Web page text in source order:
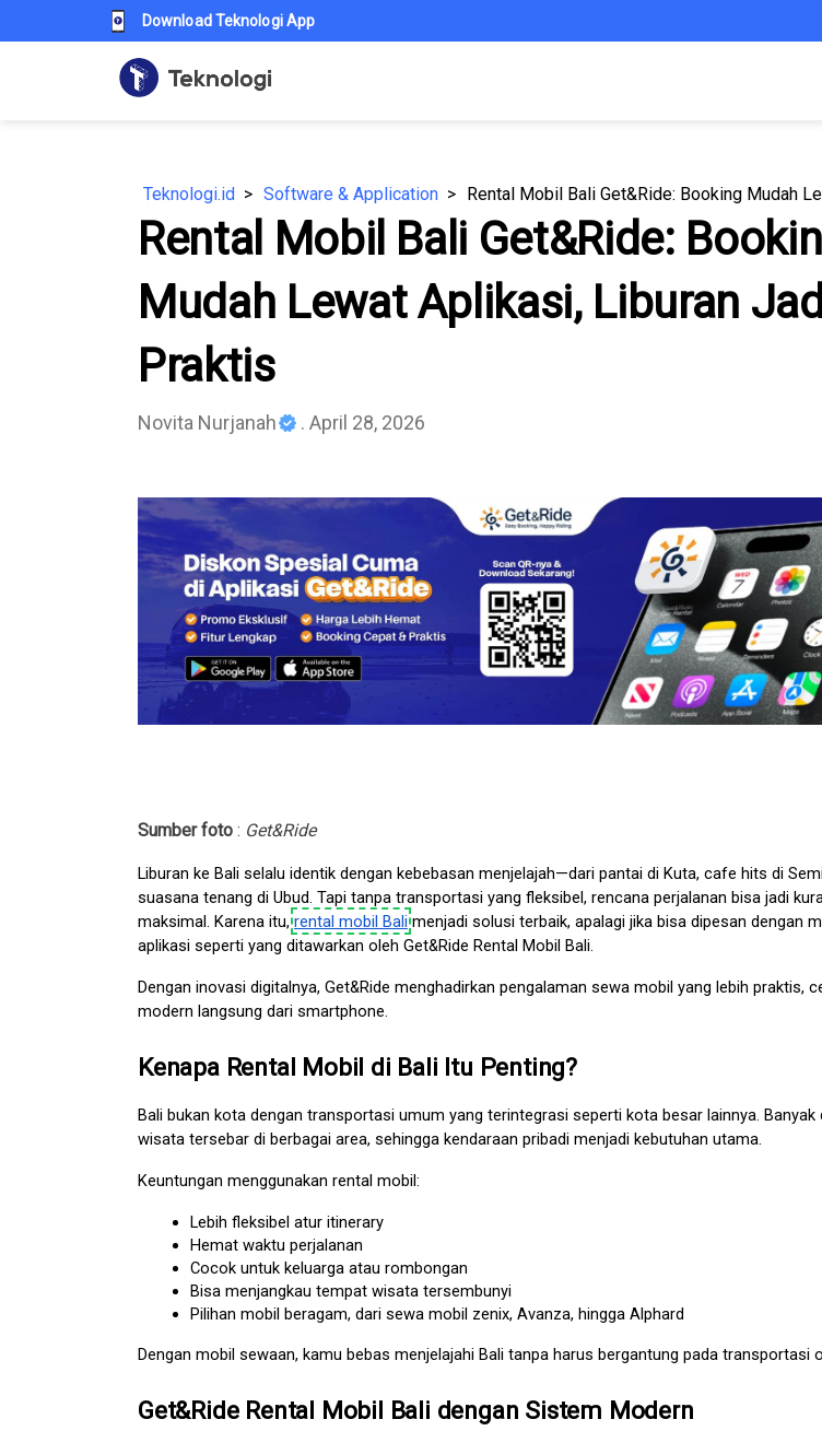
Download Teknologi App
Teknologi.id Software & Application
Rental Mobil Bali Get&Ride:
Mudah Lewat Aplikasi, Liburan
Praktis
Novita Nurjanah . April 28, 2026
Sumber foto : Get&Ride
Liburan ke Bali selalu identik dengan kebebasan menjelajah—dari pantai di Kuta, cafe hits di
suasana tenang di Ubud. Tapi tanpa transportasi yang fleksibel, rencana perjalanan bisa jadi
maksimal. Karena itu, rental mobil Bali menjadi solusi terbaik, apalagi jika bisa dipesan dengan
aplikasi seperti yang ditawarkan oleh Get&Ride Rental Mobil Bali.
Dengan inovasi digitalnya, Get&Ride menghadirkan pengalaman sewa mobil yang lebih praktis,
modern langsung dari smartphone.
Kenapa Rental Mobil di Bali Itu Penting?
Bali bukan kota dengan transportasi umum yang terintegrasi seperti kota besar lainnya. Banyak
wisata tersebar di berbagai area, sehingga kendaraan pribadi menjadi kebutuhan utama.
Keuntungan menggunakan rental mobil:
Lebih fleksibel atur itinerary
Hemat waktu perjalanan
Cocok untuk keluarga atau rombongan
Bisa menjangkau tempat wisata tersembunyi
Pilihan mobil beragam, dari sewa mobil zenix, Avanza, hingga Alphard
Dengan mobil sewaan, kamu bebas menjelajahi Bali tanpa harus bergantung pada transportasi
Get&Ride Rental Mobil Bali dengan Sistem Modern